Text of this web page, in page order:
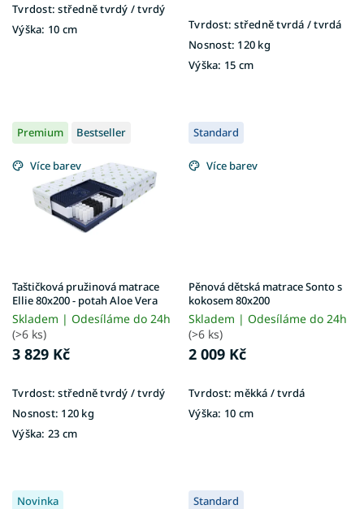
Tvrdost: středně tvrdý / tvrdý
Výška: 10 cm Tvrdost: středně tvrdá / tvrdá
Nosnost: 120 kg
Výška: 15 cm
Premium Bestseller
Více barev
Taštičková pružinová matrace
Ellie 80x200 - potah Aloe Vera
Skladem | Odesíláme do 24h
(>6 ks)
3 829 Kč
Tvrdost: středně tvrdý / tvrdý
Nosnost: 120 kg
Výška: 23 cm
Standard
Více barev
Pěnová dětská matrace Sonto s
kokosem 80x200
Skladem | Odesíláme do 24h
(>6 ks)
2 009 Kč
Tvrdost: měkká / tvrdá
Výška: 10 cm
Novinka Standard